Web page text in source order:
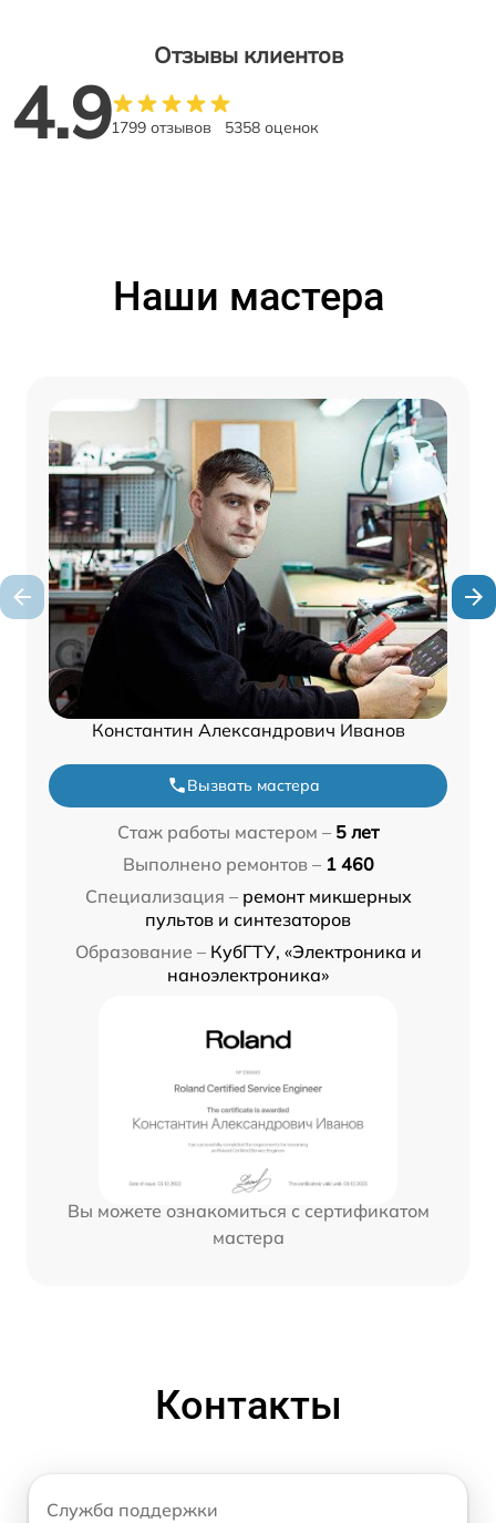
Отзывы клиентов
4.91799 отзывов 5358 оценок
Наши мастера
Константин Александрович Иванов
Вызвать мастера
Стаж работы мастером – 5 лет
Выполнено ремонтов – 1 460
Специализация – ремонт микшерных
пультов и синтезаторов
Образование – КубГТУ, «Электроника и
наноэлектроника»
Вы можете ознакомиться с сертификатом
мастера
Контакты
Служба поддержки